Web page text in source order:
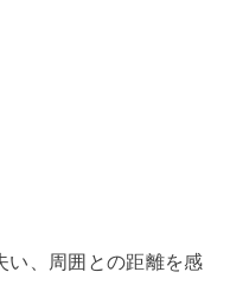
い、周囲との距離を感